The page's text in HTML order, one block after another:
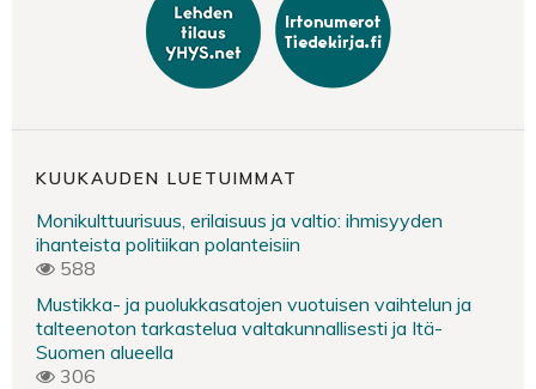
KUUKAUDEN LUETUIMMAT
Monikulttuurisuus, erilaisuus ja valtio: ihmisyyden
ihanteista politiikan polanteisiin
588
Mustikka- ja puolukkasatojen vuotuisen vaihtelun ja
talteenoton tarkastelua valtakunnallisesti ja Itä-
Suomen alueella
306